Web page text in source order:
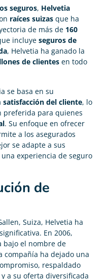
seguros, Helvetia
raíces suizas que ha
de más de 160
incluye seguros de
, Helvetia ha ganado la
de clientes en todo
se basa en su
satisfacción del cliente, lo
preferida para quienes
. Su enfoque en ofrecer
a los asegurados
se adapte a sus
experiencia de seguro
de
Suiza, Helvetia ha
En 2006,
bajo el nombre de
compañía ha dejado una
respaldado
a su oferta diversificada